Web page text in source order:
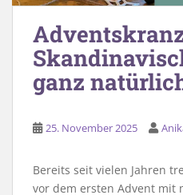
ganz
25. November 2025
Bereits seit vielen Jahren
vor dem ersten Advent mit